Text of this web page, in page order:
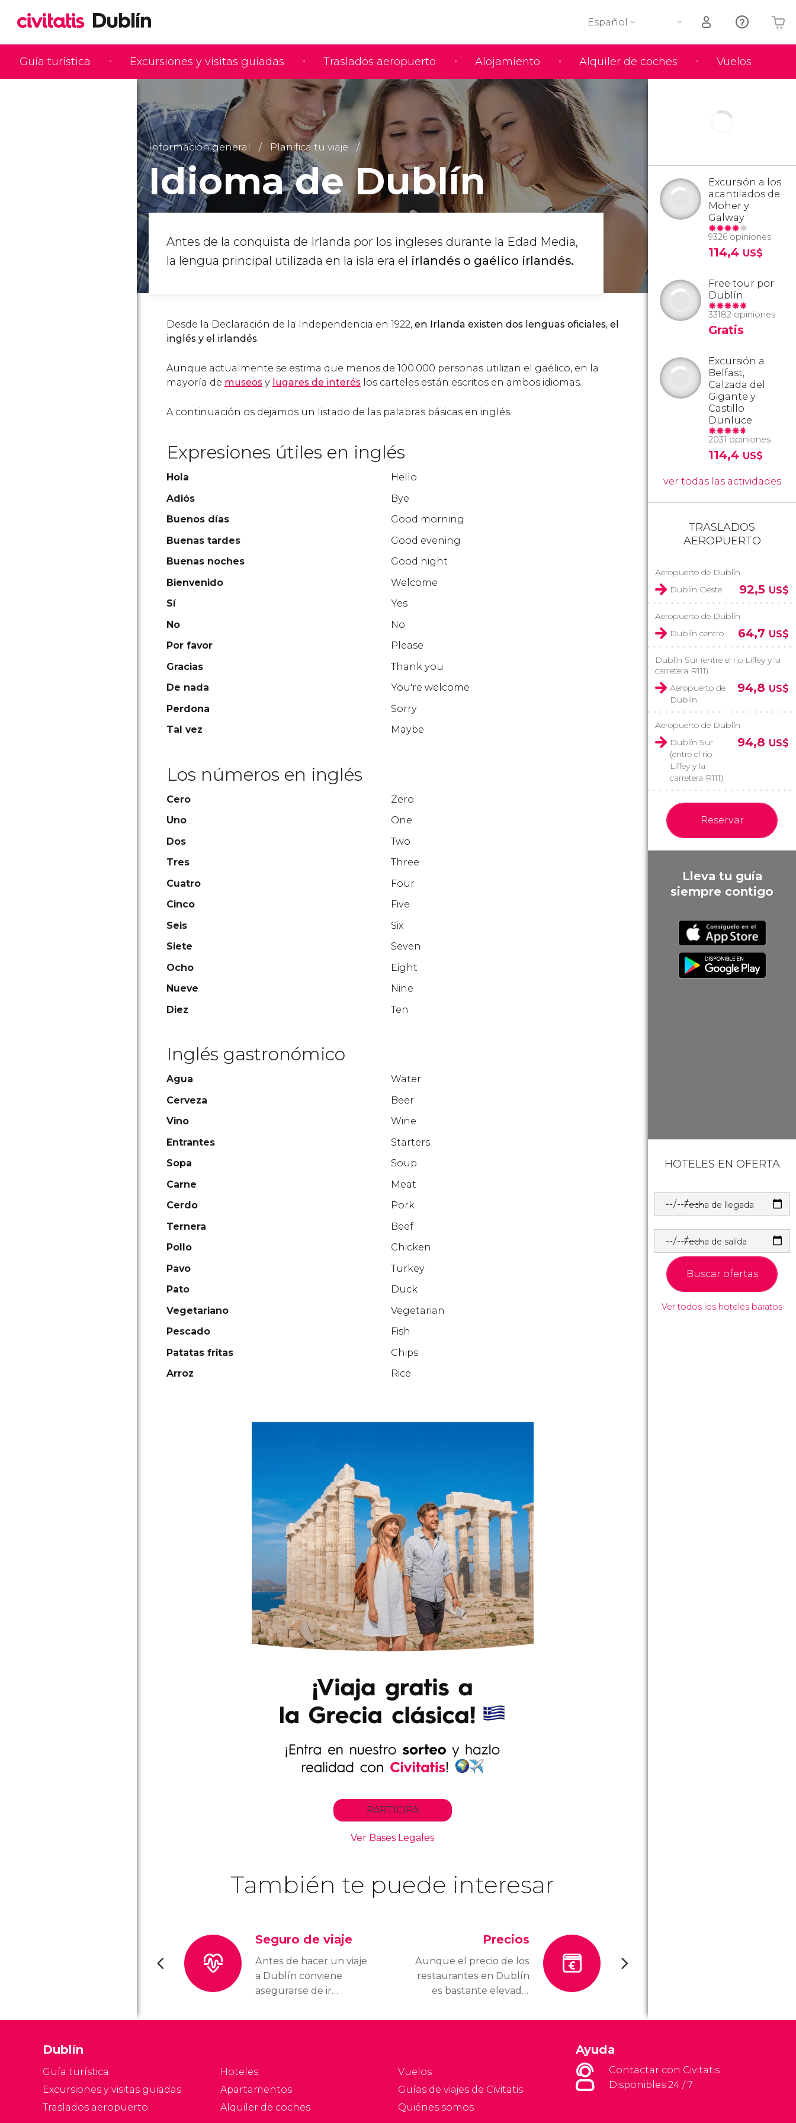
Guía turística Excursiones y visitas guiadas Traslados aeropuerto Alojamiento Alquiler de coches Vuelos
Español
Tu carrito está vacío
Información general Planifica tu viaje
Idioma de Dublín
Antes de la conquista de Irlanda por los ingleses durante la Edad Media,
la lengua principal utilizada en la isla era el irlandés o gaélico irlandés.
Desde la Declaración de la Independencia en 1922, en Irlanda existen dos lenguas oficiales, el
inglés y el irlandés.
Aunque actualmente se estima que menos de 100.000 personas utilizan el gaélico, en la
mayoría de museos y lugares de interés los carteles están escritos en ambos idiomas.
A continuación os dejamos un listado de las palabras básicas en inglés.
Expresiones útiles en inglés
Hola
Hello
Adiós
Bye
Buenos días
Good morning
Buenas tardes
Good evening
Buenas noches
Good night
Bienvenido
Welcome
Sí
Yes
No
No
Por favor
Please
Gracias
Thank you
De nada
You're welcome
Perdona
Sorry
Tal vez
Maybe
Los números en inglés
Cero
Zero
Uno
One
Dos
Two
Tres
Three
Cuatro
Four
Cinco
Five
Seis
Six
Siete
Seven
Ocho
Eight
Nueve
Nine
Diez
Ten
Inglés gastronómico
Agua
Water
Cerveza
Beer
Vino
Wine
Entrantes
Starters
Sopa
Soup
Carne
Meat
Cerdo
Pork
Ternera
Beef
Pollo
Chicken
Pavo
Turkey
Pato
Duck
Vegetariano
Vegetarian
Pescado
Fish
Patatas fritas
Chips
Arroz
Rice
También te puede interesar
Seguro de viaje
Antes de hacer un viaje
a Dublín conviene
asegurarse de ir
contratiempo. Conoce
Precios
Aunque el precio de los
restaurantes en Dublín
es bastante elevado,
con las económicas
centro por un precio
Excursión a los
acantilados de
Moher y
Galway
9326 opiniones
114,4 US$
Free tour por
Dublín
33182 opiniones
Gratis
Excursión a
Belfast,
Calzada del
Gigante y
Castillo
Dunluce
2031 opiniones
114,4 US$
ver todas las actividades
TRASLADOS
AEROPUERTO
Aeropuerto de Dublín
Dublín Oeste
92,5 US$
Aeropuerto de Dublín
Dublín centro
64,7 US$
Dublín Sur (entre el río Liffey y la
carretera R111)
Aeropuerto de
Dublín
94,8 US$
Aeropuerto de Dublín
Dublín Sur
(entre el río
Liffey y la
carretera R111)
94,8 US$
Reservar
Lleva tu guía
siempre contigo
HOTELES EN OFERTA
Fecha de llegada
Fecha de salida
Buscar ofertas
Ver todos los hoteles baratos
Dublín
Guía turística
Excursiones y visitas guiadas
Traslados aeropuerto
Hoteles
Apartamentos
Alquiler de coches
Vuelos
Guías de viajes de Civitatis
Quiénes somos
Ayuda
Contactar con Civitatis
Disponibles 24 / 7